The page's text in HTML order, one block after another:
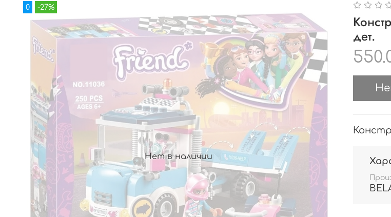
Нет в наличии
0 -27%
дет.